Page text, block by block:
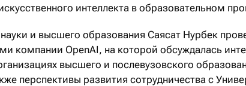
интеллекта в образовательном
и высшего образования Саясат Нурбек
компании OpenAI, на которой обсуждалась
высшего и послевузовского
перспективы развития сотрудничества с